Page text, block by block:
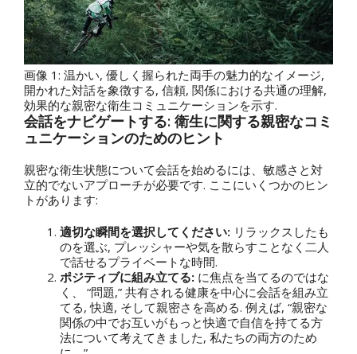
画像 1: 温かい, 優しく握られた両手の魅力的なイメージ,
開かれた対話を象徴する, 信頼, 関係における共通の理解,
効果的な親密な衛生コミュニケーションを示す.
会話をナビゲートする: 衛生に関する親密なコミ
ュニケーションのためのヒント
親密な衛生状態について会話を始めるには、敏感さと対
立的でないアプローチが必要です. ここにいくつかのヒン
トがあります:
適切な瞬間を選択してください: リラックスしたも
のを選ぶ, プレッシャーや気を散らすことなく二人
で話せるプライベートな時間.
ポジティブに組み立てる: に焦点を当てるのではな
く、 “問題,” 共有される健康を中心に会話を組み立
てる, 快適, そして親密さを高める. 例えば, “親密な
関係の中でお互いがもっと快適で自信を持てる方
法について考えてきました, 私たちの両方のため